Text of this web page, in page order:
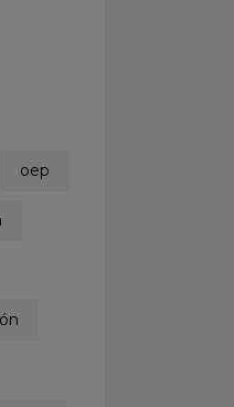
oep